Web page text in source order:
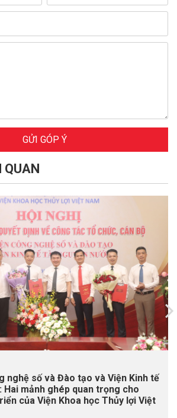
GỬI GÓP Ý
QUAN
nghệ số và Đào tạo và Viện Kinh tế
Hai mảnh ghép quan trọng cho
của Viện Khoa học Thủy lợi Việt